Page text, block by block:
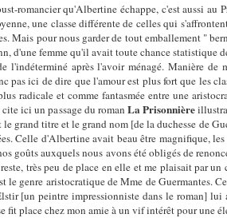
romancier qu'Albertine échappe, c'est aussi
une classe différente de celles qui
Mais pour nous garder de tout emballement "
d'une femme qu'il avait toute chance
l'indéterminé après l'avoir ménagé. Manière
pas ici de dire que l'amour est plus fort que les
radicale et comme fantasmée entre une
ici un passage du roman La Prisonnière
grand titre et le grand nom [de la duchesse de
Celle d'Albertine avait beau être magnifique,
goûts auxquels nous avons été obligés de
très peu de place en elle et me plaisait par
le genre aristocratique de Mme de
[un peintre impressionniste dans le roman]
fit place chez mon amie à un vif intérêt pour une